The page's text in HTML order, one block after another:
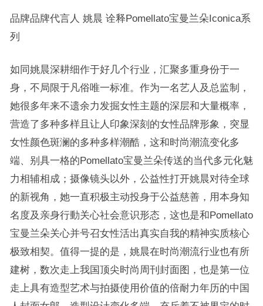
品牌品牌代言人 姚晨 诠释Pomellato宝曼兰朵Iconica系
列
如同姚晨深耕细作于好几个行业，汇聚多重身份于一
身，不局限于凡俗唯一标准。作为一名艺人及总监制，
她很多年来不遗余力发掘女性主题的深层和大量概率，
营造了多种多样且让人印象深刻的女性品牌形象，突显
女性颜色斑澜的多种多样潮酷，这和时尚潮流变化多
端、别具一格的Pomellato宝曼兰朵传送的当代多元化魅
力相辅相成；摄像镜头以外，公益性打开姚晨对待全球
的新视角，她一直积极主动投身于公益慈善，用本身知
名度及亲身行動关心社会意识形态，这也是和Pomellato
宝曼兰朵关心并号召女性活出真实自我的精神实质核心
极致相契。值得一提的是，姚晨在时尚潮流行业也有所
建树，数次走上我国顶尖时尚周刊封面图，也是第一位
走上具有造型艺术与拍摄使用价值的倍耐力年历的中国